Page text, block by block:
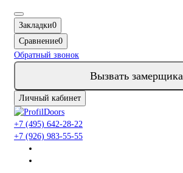
Закладки0
Сравнение0
Обратный звонок
Вызвать замерщика
Личный кабинет
+7 (495) 642-28-22
+7 (926) 983-55-55